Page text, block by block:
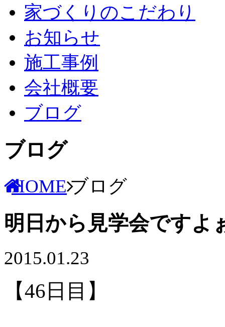
家づくりのこだわり
お知らせ
施工事例
会社概要
ブログ
ブログ
HOMEブログ
明日から見学会ですよ
2015.01.23
【46日目】